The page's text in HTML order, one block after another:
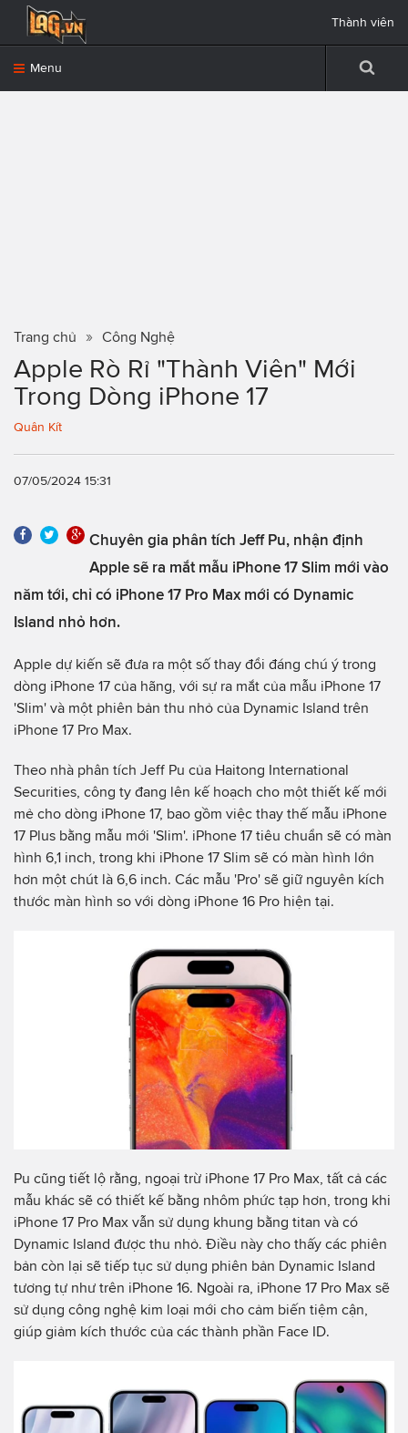
Menu
Thành viên
Trang chủ Công Nghệ
Apple Rò Rỉ "Thành Viên" Mới
Trong Dòng iPhone 17
Quân Kít
07/05/2024 15:31
Chuyên gia phân tích Jeff Pu, nhận định
Apple sẽ ra mắt mẫu iPhone 17 Slim mới vào
năm tới, chỉ có iPhone 17 Pro Max mới có Dynamic
Island nhỏ hơn.
Apple dự kiến sẽ đưa ra một số thay đổi đáng chú ý trong
dòng iPhone 17 của hãng, với sự ra mắt của mẫu iPhone 17
'Slim' và một phiên bản thu nhỏ của Dynamic Island trên
iPhone 17 Pro Max.
Theo nhà phân tích Jeff Pu của Haitong International
Securities, công ty đang lên kế hoạch cho một thiết kế mới
mẻ cho dòng iPhone 17, bao gồm việc thay thế mẫu iPhone
17 Plus bằng mẫu mới 'Slim'. iPhone 17 tiêu chuẩn sẽ có màn
hình 6,1 inch, trong khi iPhone 17 Slim sẽ có màn hình lớn
hơn một chút là 6,6 inch. Các mẫu 'Pro' sẽ giữ nguyên kích
thước màn hình so với dòng iPhone 16 Pro hiện tại.
Pu cũng tiết lộ rằng, ngoại trừ iPhone 17 Pro Max, tất cả các
mẫu khác sẽ có thiết kế bằng nhôm phức tạp hơn, trong khi
iPhone 17 Pro Max vẫn sử dụng khung bằng titan và có
Dynamic Island được thu nhỏ. Điều này cho thấy các phiên
bản còn lại sẽ tiếp tục sử dụng phiên bản Dynamic Island
tương tự như trên iPhone 16. Ngoài ra, iPhone 17 Pro Max sẽ
sử dụng công nghệ kim loại mới cho cảm biến tiệm cận,
giúp giảm kích thước của các thành phần Face ID.